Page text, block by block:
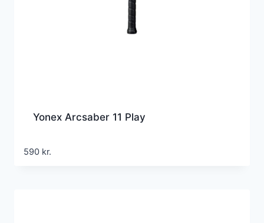
Yonex Arcsaber 11 Play
590 kr.